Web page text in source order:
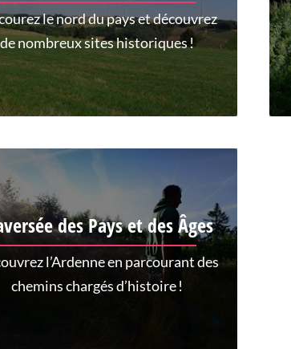
le nord du pays et découvrez
de nombreux sites historiques !
des Pays et des Âges
l’Ardenne en parcourant des
chemins chargés d’histoire !